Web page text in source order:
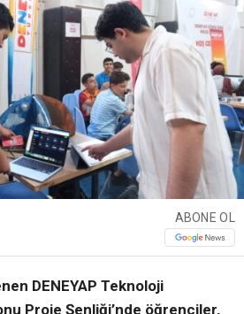
ABONE OL
DENEYAP Teknoloji
Proje Şenliği’nde öğrenciler,